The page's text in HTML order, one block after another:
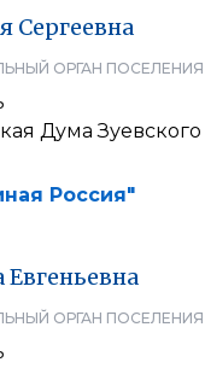
Сергеевна
ОРГАН ПОСЕЛЕНИЯ
Дума Зуевского
Россия"
Евгеньевна
ОРГАН ПОСЕЛЕНИЯ